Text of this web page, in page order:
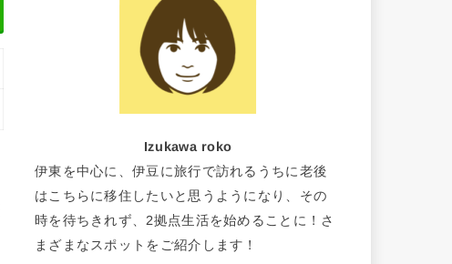
Izukawa roko
伊東を中心に、伊豆に旅行で訪れるうちに老後
はこちらに移住したいと思うようになり、その
時を待ちきれず、2拠点生活を始めることに！さ
まざまなスポットをご紹介します！